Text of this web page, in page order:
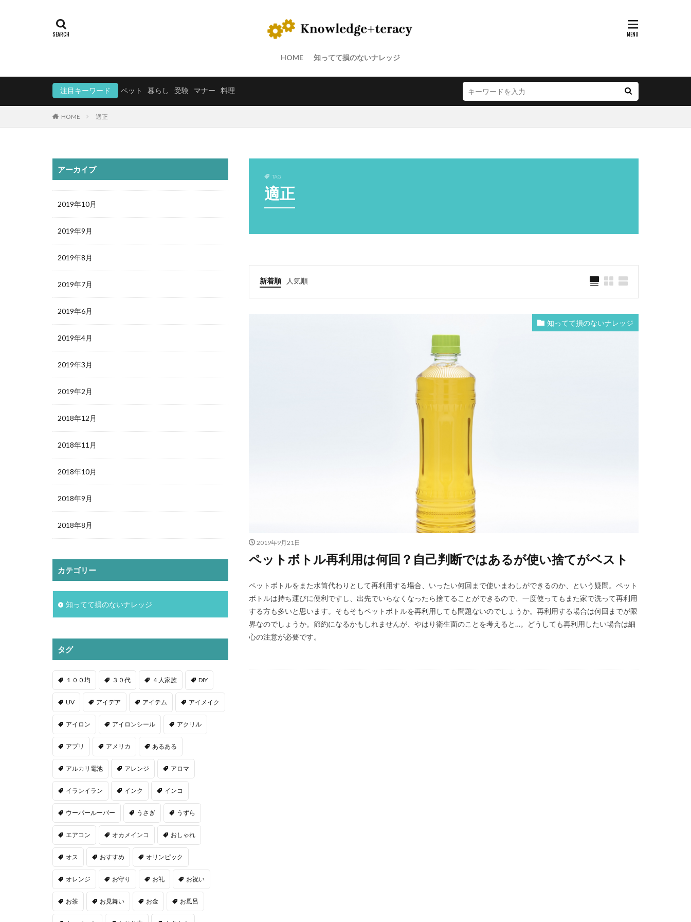
HOME 知ってて損のないナレッジ
注目キーワード ペット 暮らし 受験 マナー 料理
HOME 適正
TAG
適正
新着順 人気順
知ってて損のないナレッジ
2019年9月21日
ペットボトル再利用は何回？自己判断ではあるが使い捨てがベスト
ペットボトルをまた水筒代わりとして再利用する場合、いったい何回まで使いまわしができるのか、という疑問。ペット
ボトルは持ち運びに便利ですし、出先でいらなくなったら捨てることができるので、一度使ってもまた家で洗って再利用
する方も多いと思います。そもそもペットボトルを再利用しても問題ないのでしょうか。再利用する場合は何回までが限
界なのでしょうか。節約になるかもしれませんが、やはり衛生面のことを考えると…。どうしても再利用したい場合は細
心の注意が必要です。
アーカイブ
2019年10月
2019年9月
2019年8月
2019年7月
2019年6月
2019年4月
2019年3月
2019年2月
2018年12月
2018年11月
2018年10月
2018年9月
2018年8月
カテゴリー
知ってて損のないナレッジ
タグ
１００均 ３０代 ４人家族 DIY
UV アイデア アイテム アイメイク
アイロン アイロンシール アクリル
アプリ アメリカ あるある
アルカリ電池 アレンジ アロマ
イランイラン インク インコ
ウーパールーパー うさぎ うずら
エアコン オカメインコ おしゃれ
オス おすすめ オリンピック
オレンジ お守り お礼 お祝い
お茶 お見舞い お金 お風呂